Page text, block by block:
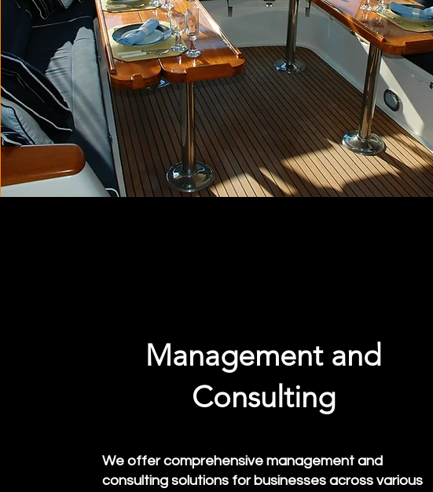
Management and
Consulting
We offer comprehensive management and
consulting solutions for businesses across various